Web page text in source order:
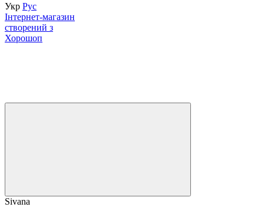
Укр Рус
Інтернет-магазин
створений з
Хорошоп
Sivana